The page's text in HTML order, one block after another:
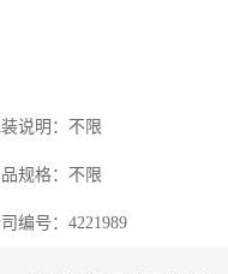
说明： 不限
规格： 不限
编号： 4221989